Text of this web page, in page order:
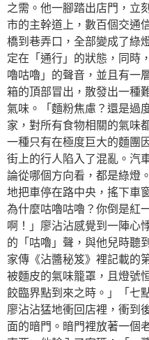
之需。他一腳踏出店門，立
市的主幹道上，數百個交通
橋到巷弄口，全部變成了綠
定在「通行」的狀態，同時
嚕咕嚕」的聲音，並且有一
箱的頂部冒出，散發出一
氣味。「麵粉焦慮？還是過
家，對所有食物相關的氣味
一種只有在極度巨大的麵團
街上的行人陷入了混亂。汽
論從哪個方向看，都是綠燈
地把車停在路中央，搖下車
為什麼咕嚕咕嚕？你倒是紅
啊！」廖沾沾感覺到一陣心
的「咕嚕」聲，與他兒時聽
家傳《沾醬秘笈》裡記載的
被麵皮的氣味籠罩，且燈號
餃臨界點到來之時。」「七
廖沾沾猛地衝回店裡，衝到
面的暗門。暗門裡放著一個